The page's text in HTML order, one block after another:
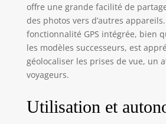
offre une grande facilité de
des photos vers d’autres
fonctionnalité GPS intégrée, bien
les modèles successeurs, est
géolocaliser les prises de vue, un
voyageurs.
Utilisation et